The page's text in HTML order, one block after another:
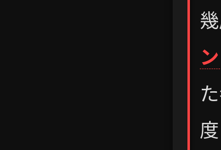
ン